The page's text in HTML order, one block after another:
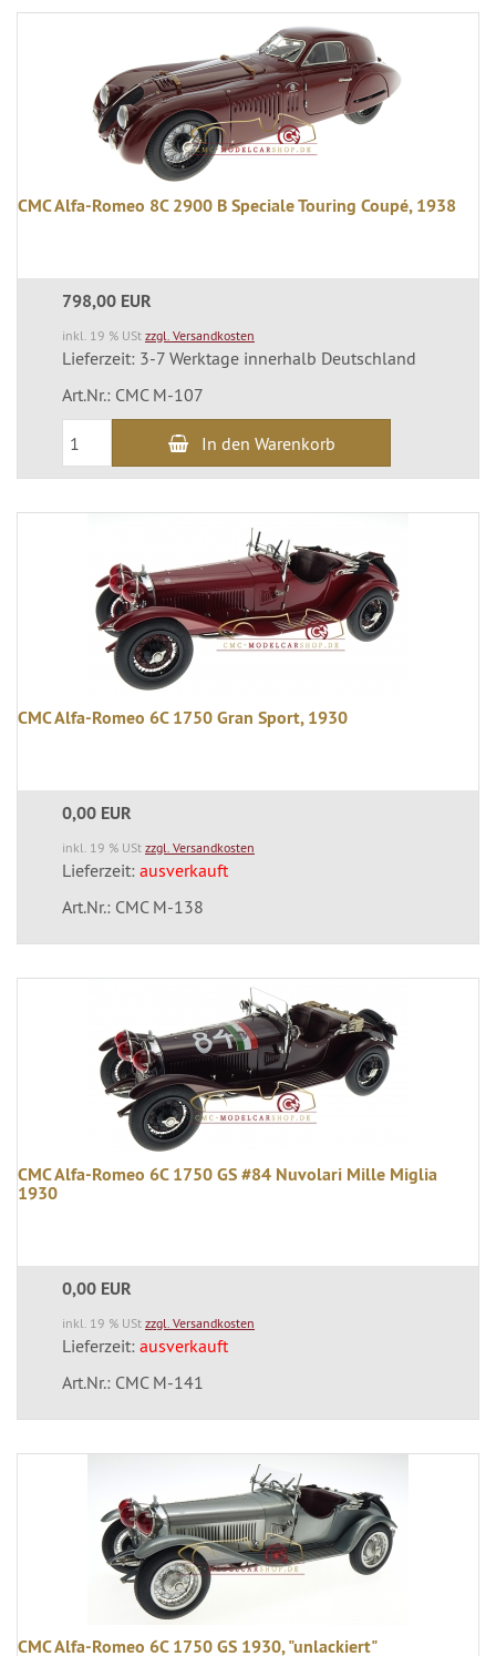
CMC Alfa-Romeo 8C 2900 B Speciale Touring Coupé, 1938
798,00 EUR
inkl. 19 % USt zzgl. Versandkosten
Lieferzeit: 3-7 Werktage innerhalb Deutschland
Art.Nr.: CMC M-107
In den Warenkorb
CMC Alfa-Romeo 6C 1750 Gran Sport, 1930
0,00 EUR
inkl. 19 % USt zzgl. Versandkosten
Lieferzeit: ausverkauft
Art.Nr.: CMC M-138
CMC Alfa-Romeo 6C 1750 GS #84 Nuvolari Mille Miglia
1930
0,00 EUR
inkl. 19 % USt zzgl. Versandkosten
Lieferzeit: ausverkauft
Art.Nr.: CMC M-141
CMC Alfa-Romeo 6C 1750 GS 1930, "unlackiert"